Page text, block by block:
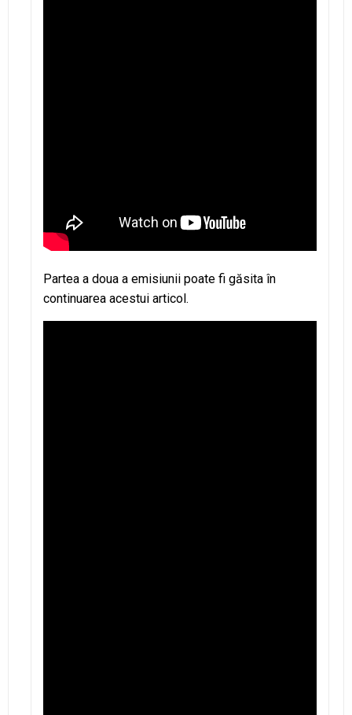
Partea a doua a emisiunii poate fi găsita în
continuarea acestui articol.